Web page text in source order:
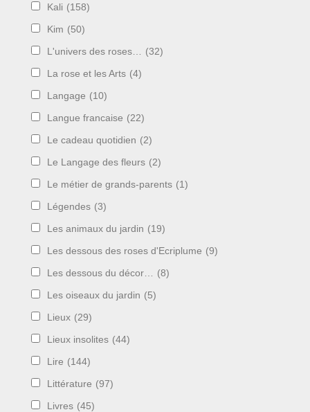
Kali (158)
Kim (50)
L'univers des roses… (32)
La rose et les Arts (4)
Langage (10)
Langue francaise (22)
Le cadeau quotidien (2)
Le Langage des fleurs (2)
Le métier de grands-parents (1)
Légendes (3)
Les animaux du jardin (19)
Les dessous des roses d'Ecriplume (9)
Les dessous du décor… (8)
Les oiseaux du jardin (5)
Lieux (29)
Lieux insolites (44)
Lire (144)
Littérature (97)
Livres (45)